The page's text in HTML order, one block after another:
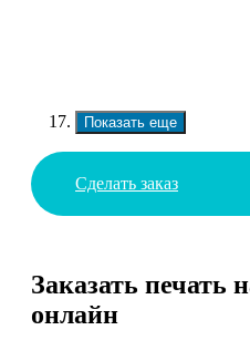
Показать еще
Сделать заказ
Заказать печать
онлайн